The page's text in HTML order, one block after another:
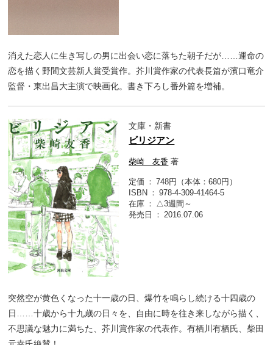
消えた恋人に生き写しの男に出会い恋に落ちた朝子だが……運命の
恋を描く野間文芸新人賞受賞作。芥川賞作家の代表長篇が濱口竜介
監督・東出昌大主演で映画化。書き下ろし番外篇を増補。
文庫・新書
ビリジアン
柴崎 友香 著
定価
748円（本体：680円）
ISBN
978-4-309-41464-5
在庫
△3週間～
発売日
2016.07.06
突然空が黄色くなった十一歳の日、爆竹を鳴らし続ける十四歳の
日……十歳から十九歳の日々を、自由に時を往き来しながら描く、
不思議な魅力に満ちた、芥川賞作家の代表作。有栖川有栖氏、柴田